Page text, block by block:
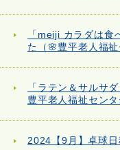
「meiji カラダは食
た（🌸豊平老人福祉
「ラテン＆サルサ
豊平老人福祉センタ
2024【9月】卓球日